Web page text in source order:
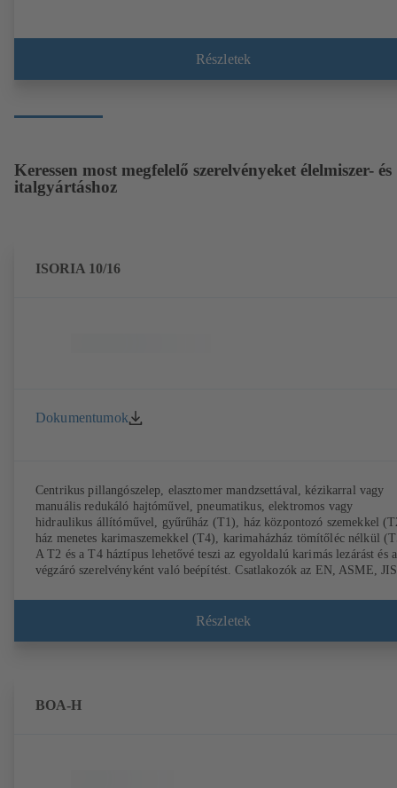
Részletek
Keressen most megfelelő szerelvényeket élelmiszer- és
italgyártáshoz
ISORIA 10/16
Dokumentumok
Centrikus pillangószelep, elasztomer mandzsettával, kézikarral vagy
manuális redukáló hajtóművel, pneumatikus, elektromos vagy
hidraulikus állítóművel, gyűrűház (T1), ház központozó szemekkel
ház menetes karimaszemekkel (T4), karimaházház tömítőléc nélkül
A T2 és a T4 háztípus lehetővé teszi az egyoldalú karimás lezárást és a
végzáró szerelvényként való beépítést. Csatlakozók az EN, ASME, JIS
Részletek
BOA-H